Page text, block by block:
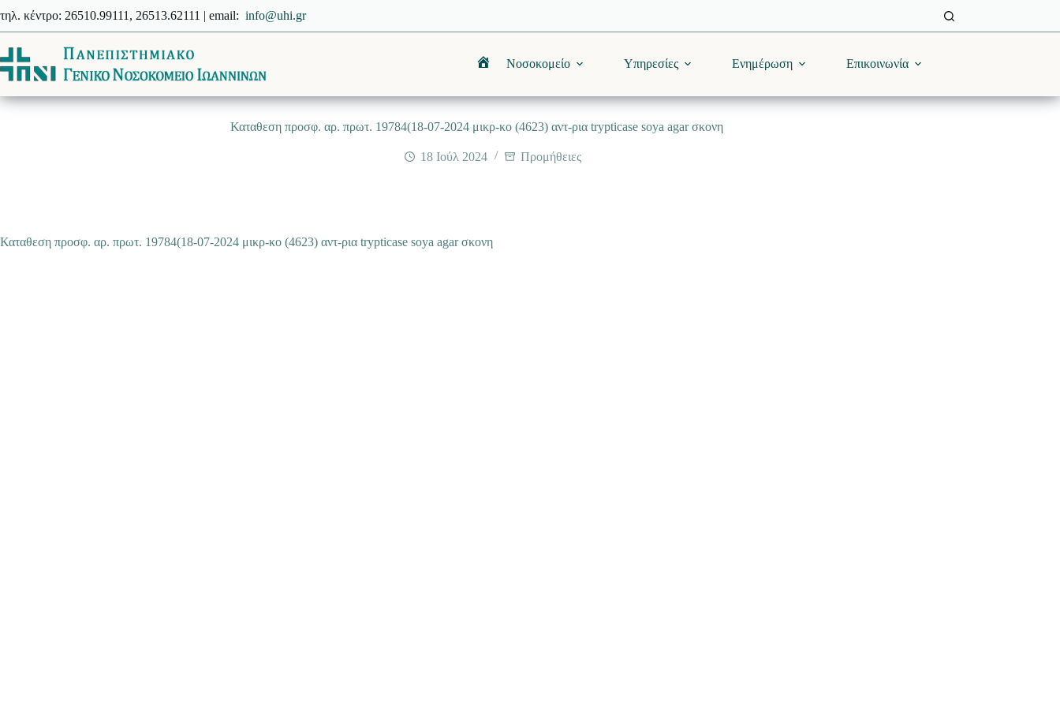
στο
περιεχόμενο
τηλ. κέντρο: 26510.99111, 26513.62111 | email: info@uhi.gr
ΑρχικήΝοσοκομείο Υπηρεσίες Ενημέρωση Επικοινωνία
Καταθεση προσφ. αρ. πρωτ. 19784(18-07-2024 μικρ-κο (4623) αντ-ρια trypticase soya agar σκονη
18 Ιούλ 2024 Προμήθειες
Καταθεση προσφ. αρ. πρωτ. 19784(18-07-2024 μικρ-κο (4623) αντ-ρια trypticase soya agar σκονη